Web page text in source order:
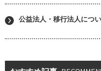
公益法人・移行法人につ